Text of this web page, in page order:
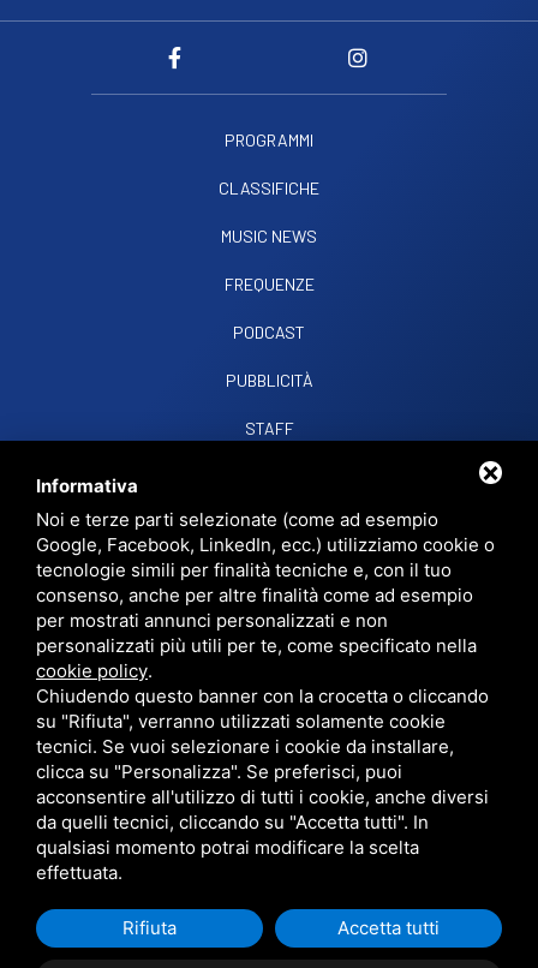
PROGRAMMI
CLASSIFICHE
MUSIC NEWS
FREQUENZE
PODCAST
PUBBLICITÀ
STAFF
RADIO SOUND SNCVIALE PAPA GIOVANNI XXIII, 39, 44021 CODIGORO FE
D.L. 34/2019 EROG. PUBBLICHE
PRIVACY•SITEMAP• QUESTO SITO È PROTETTO DA GOOGLE RECAPTCHA
V3,PRIVACY POLICYETERMS OF SERVICEDI GOOGLE.
Informativa
Noi e terze parti selezionate (come ad esempio
Google, Facebook, LinkedIn, ecc.) utilizziamo cookie o
tecnologie simili per finalità tecniche e, con il tuo
consenso, anche per altre finalità come ad esempio
per mostrati annunci personalizzati e non
personalizzati più utili per te, come specificato nella
cookie policy.
Chiudendo questo banner con la crocetta o cliccando
su "Rifiuta", verranno utilizzati solamente cookie
tecnici. Se vuoi selezionare i cookie da installare,
clicca su "Personalizza". Se preferisci, puoi
acconsentire all'utilizzo di tutti i cookie, anche diversi
da quelli tecnici, cliccando su "Accetta tutti". In
qualsiasi momento potrai modificare la scelta
effettuata.
Rifiuta Accetta tutti